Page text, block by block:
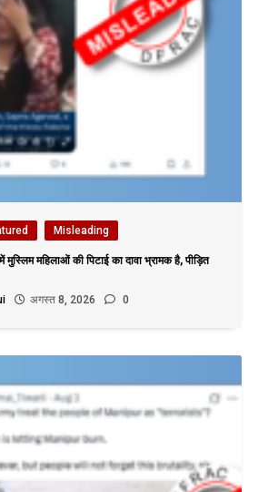
Misleading
महिलाओं की पिटाई का दावा भ्रामक है, पीड़ित
अगस्त 8, 2026 0